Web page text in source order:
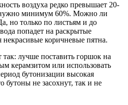
воздуха редко превышает 20-
нужно минимум 60%. Можно ли
но только по листьям и до
попадет на раскрытые
некрасивые коричневые пятна.
так: лучше поставить горшок на
керамзитом или использовать
бутонизации высокая
бутоны не засохнут, так и не